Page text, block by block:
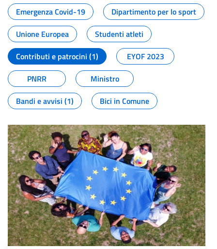
Emergenza Covid-19
Dipartimento per lo sport
Unione Europea
Studenti atleti
Contributi e patrocini (1)
EYOF 2023
PNRR
Ministro
Bandi e avvisi (1)
Bici in Comune